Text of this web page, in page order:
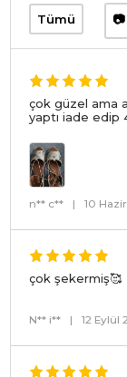
Tümü
çok güzel ama
yaptı iade edip
n** c** | 10
çok şekermiş🥰
N** i** | 12 Eylül